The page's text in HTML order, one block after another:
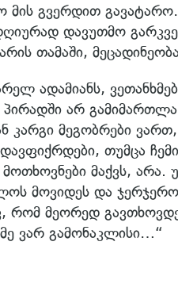
გვერდით გავატარო…
დავუთმო
თამაში,
ადამიანს,
პირადში არ
კარგი მეგობრები
თუმცა
მაქვს,
მოვიდეს და
რომ მეორედ
ვარ გამონაკლისი…“